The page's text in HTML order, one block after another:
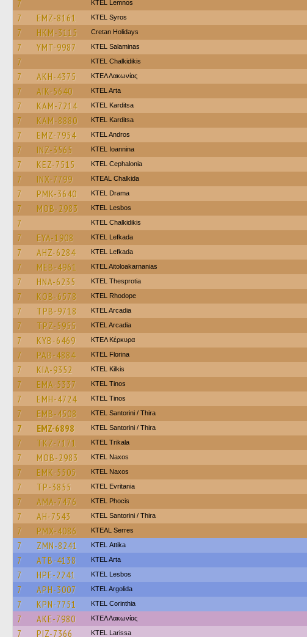
7 KTEL Lemnos
7 EMZ-8161 KTEL Syros
7 HKM-3115 Cretan Holidays
7 YMT-9987 KTEL Salaminas
7 ΚΤΕL Chalkidikis
7 AKH-4375 ΚΤΕΛ Λακωνίας
7 AIK-5640 KTEL Arta
7 KAM-7214 ΚΤΕL Karditsa
7 KAM-8880 ΚΤΕL Karditsa
7 EMZ-7954 KTEL Andros
7 INZ-3565 KTEL Ioannina
7 KEZ-7515 KTEL Cephalonia
7 INX-7799 KTEAL Chalkida
7 PMK-3640 KTEL Drama
7 MOB-2983 KTEL Lesbos
7 ΚΤΕL Chalkidikis
7 EYA-1908 KTEL Lefkada
7 AHZ-6284 KTEL Lefkada
7 MEB-4961 KTEL Aitoloakarnanias
7 HNA-6235 KTEL Thesprotia
7 KOB-6578 KTEL Rhodope
7 TPB-9718 KTEL Arcadia
7 TPZ-5955 KTEL Arcadia
7 KYB-6469 ΚΤΕΛ Κέρκυρα
7 PAB-4884 KTEL Florina
7 KIA-9352 KTEL Kilkis
7 EMA-5337 KTEL Tinos
7 EMH-4724 KTEL Tinos
7 EMB-4508 KTEL Santorini / Thira
7 EMZ-6898 KTEL Santorini / Thira
7 TKZ-7171 ΚΤΕL Τrikala
7 MOB-2983 KTEL Naxos
7 EMK-5505 KTEL Naxos
7 TP-3855 ΚΤΕL Evritania
7 AMA-7476 ΚΤΕL Phocis
7 AH-7543 KTEL Santorini / Thira
7 PMX-4086 KTEAL Serres
7 ZMN-8241 KΤΕL Αttika
7 ATB-4138 KTEL Arta
7 HPE-2241 KTEL Lesbos
7 APH-3007 KTEL Argolida
7 KPN-7751 KTEL Corinthia
7 AKE-7980 ΚΤΕΛ Λακωνίας
7 PIZ-7366 KTEL Larissa